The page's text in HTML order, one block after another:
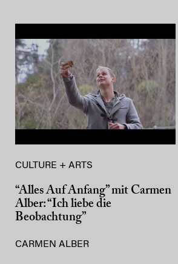
CULTURE + ARTS
“Alles Auf Anfang” mit Carmen
Alber: “Ich liebe die
Beobachtung”
CARMEN ALBER